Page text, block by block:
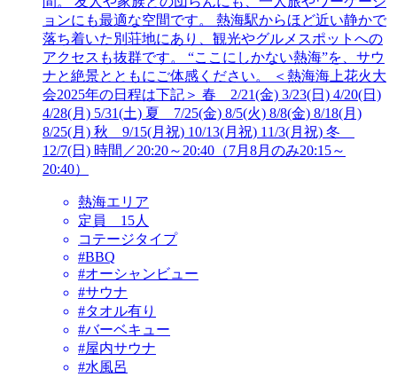
ョンにも最適な空間です。 熱海駅からほど近い静かで
落ち着いた別荘地にあり、観光やグルメスポットへの
アクセスも抜群です。 “ここにしかない熱海”を、サウ
ナと絶景とともにご体感ください。 ＜熱海海上花火大
会2025年の日程は下記＞ 春 2/21(金) 3/23(日) 4/20(日)
4/28(月) 5/31(土) 夏 7/25(金) 8/5(火) 8/8(金) 8/18(月)
8/25(月) 秋 9/15(月祝) 10/13(月祝) 11/3(月祝) 冬
12/7(日) 時間／20:20～20:40（7月8月のみ20:15～
20:40）
熱海エリア
定員 15人
コテージタイプ
#BBQ
#オーシャンビュー
#サウナ
#タオル有り
#バーベキュー
#屋内サウナ
#水風呂